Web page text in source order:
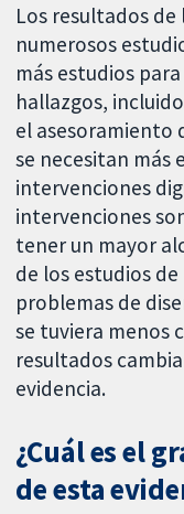
Los resultados de
numerosos
más estudios
hallazgos,
el asesoramiento
se necesitan más
intervenciones
intervenciones
tener un mayor
de los estudios
problemas de
se tuviera menos
resultados
evidencia.
¿Cuál es el
de esta